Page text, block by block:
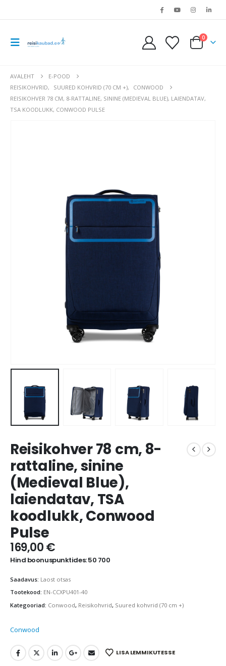
0
AVALEHT
E-POOD
REISIKOHVRID, SUURED KOHVRID (70 CM +),
CONWOOD
REISIKOHVER 78 CM, 8-RATTALINE, SININE (MEDIEVAL BLUE), LAIENDATAV,
TSA KOODLUKK, CONWOOD PULSE
Reisikohver 78 cm, 8-
rattaline, sinine
(Medieval Blue),
laiendatav, TSA
koodlukk, Conwood
Pulse
169,00€
Hind boonuspunktides: 50 700
Saadavus: Laost otsas
Tootekood: EN-CCXPU401-40
Kategooriad: Conwood, Reisikohvrid, Suured kohvrid (70 cm +)
Conwood
LISA LEMMIKUTESSE